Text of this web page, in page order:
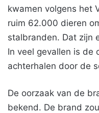
kwamen volgens het
ruim 62.000 dieren
stalbranden. Dat zijn
In veel gevallen is de
achterhalen door de
De oorzaak van de
bekend. De brand